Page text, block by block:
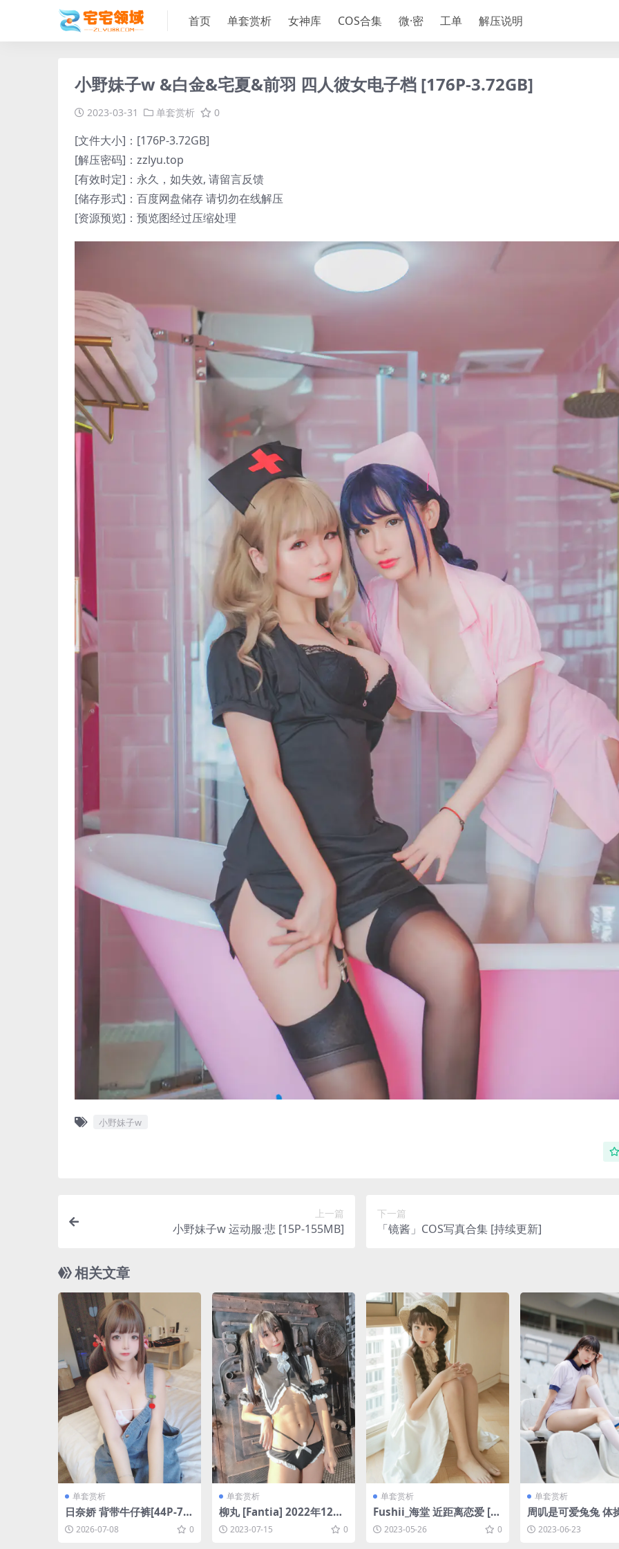
首页 单套赏析 女神库 COS合集 微·密 工单 解压说明
小野妹子w &白金&宅夏&前羽 四人彼女电子档 [176P-3.72GB]
2023-03-31 单套赏析 0
[文件大小]：[176P-3.72GB]
[解压密码]：zzlyu.top
[有效时定]：永久，如失效, 请留言反馈
[储存形式]：百度网盘储存 请切勿在线解压
[资源预览]：预览图经过压缩处理
小野妹子w
上一篇
小野妹子w 运动服·悲 [15P-155MB]
下一篇
「镜酱」COS写真合集 [持续更新]
相关文章
单套赏析
日奈娇 背带牛仔裤[44P-76
M]2026-07-08 0
单套赏析
柳丸 [Fantia] 2022年12月
写真合集(10期) [383P1V-7
74MB]
2023-07-15 0
单套赏析
Fushii_海堂 近距离恋爱 [4
0P-238MB]
2023-05-26 0
单套赏析
周叽是可爱兔兔 体
-261MB]
2023-06-23